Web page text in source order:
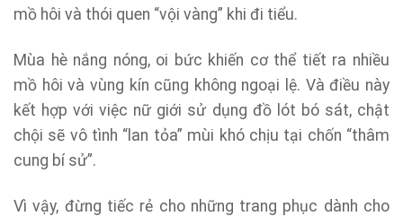
mồ hôi và thói quen “vội vàng” khi đi tiểu.
Mùa hè nắng nóng, oi bức khiến cơ thể tiết ra nhiều
mồ hôi và vùng kín cũng không ngoại lệ. Và điều này
kết hợp với việc nữ giới sử dụng đồ lót bó sát, chật
chội sẽ vô tình “lan tỏa” mùi khó chịu tại chốn “thâm
cung bí sử”.
Vì vậy, đừng tiếc rẻ cho những trang phục dành cho